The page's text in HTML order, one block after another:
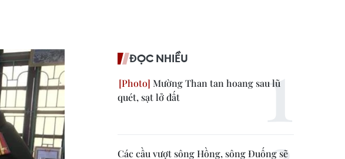
ĐỌC NHIỀU
Mường Than tan hoang sau lũ
quét, sạt lở đất
Các cầu vượt sông Hồng, sông Đuống sẽ